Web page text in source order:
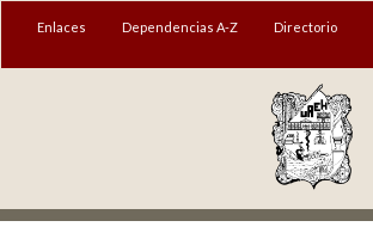
MENÚ
Enlaces Dependencias A-Z Directorio